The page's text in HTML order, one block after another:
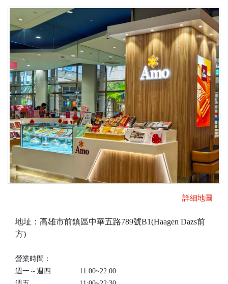
詳細地圖
地址：高雄市前鎮區中華五路789號B1(Haagen Dazs前
方)
營業時間：
週一～週四 11:00~22:00